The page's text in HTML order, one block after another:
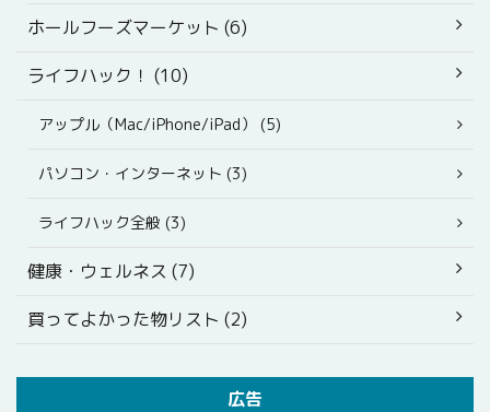
ホールフーズマーケット (6)
ライフハック！ (10)
アップル（Mac/iPhone/iPad） (5)
パソコン・インターネット (3)
ライフハック全般 (3)
健康・ウェルネス (7)
買ってよかった物リスト (2)
広告